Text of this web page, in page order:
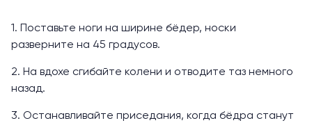
1. Поставьте ноги на ширине бёдер, носки
разверните на 45 градусов.
2. На вдохе сгибайте колени и отводите таз немного
назад.
3. Останавливайте приседания, когда бёдра станут